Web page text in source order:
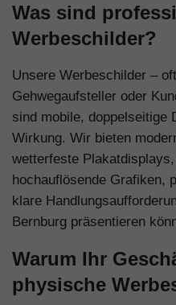
Was sind
Werbeschilder?
Unsere Werbeschilder –
Gehwegaufsteller oder
sind mobile, doppelseitige
Wirkung. Wir bieten
wetterfeste
hochauflösende Grafiken,
klare
Bernburg präsentieren
Warum Ihr
physische